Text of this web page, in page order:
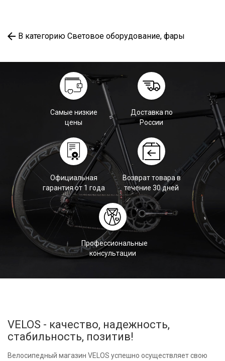
В категорию Световое оборудование, фары
Самые низкие
цены
Доставка по
России
Официальная
гарантия от 1 года
Возврат товара в
течение 30 дней
Профессиональные
консультации
VELOS - качество, надежность,
стабильность, позитив!
Велосипедный магазин VELOS успешно осуществляет свою